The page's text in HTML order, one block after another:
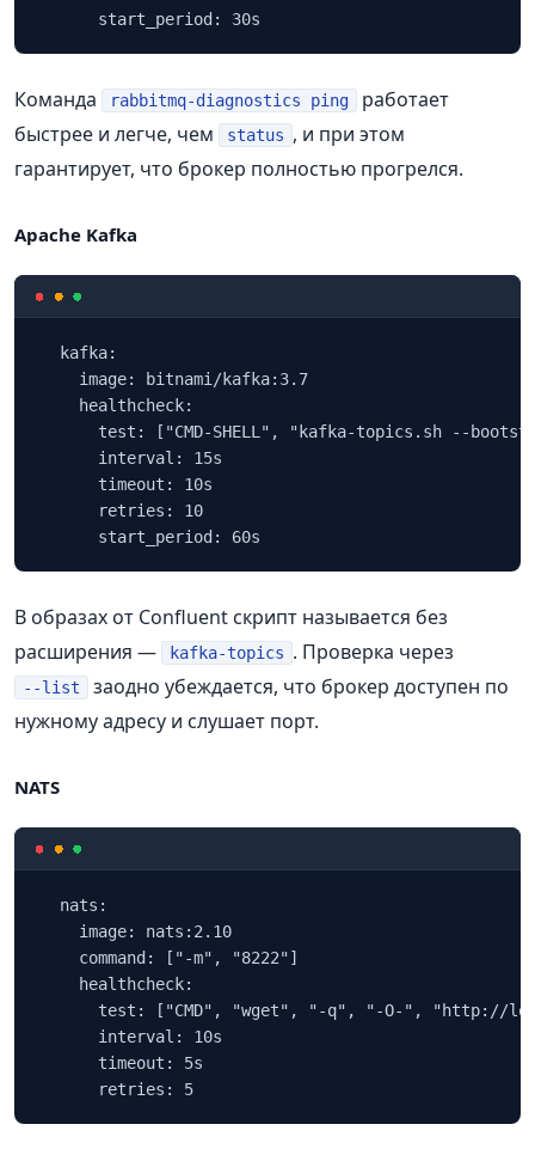
      start_period: 30s
Команда rabbitmq-diagnostics ping
работает
быстрее и легче, чем
status , и при этом
гарантирует, что брокер полностью прогрелся.
Apache Kafka
  kafka:
    image: bitnami/kafka:3.7
    healthcheck:
test: ["CMD-SHELL", "kafka-topics.sh --
      interval: 15s
      timeout: 10s
      retries: 10
      start_period: 60s
В образах от Confluent скрипт называется без
расширения —
kafka-topics . Проверка через
--list
заодно убеждается, что брокер доступен по
нужному адресу и слушает порт.
NATS
  nats:
    image: nats:2.10
    command: ["-m", "8222"]
    healthcheck:
test: ["CMD", "wget", "-q", "-O-", "http://
      interval: 10s
      timeout: 5s
      retries: 5